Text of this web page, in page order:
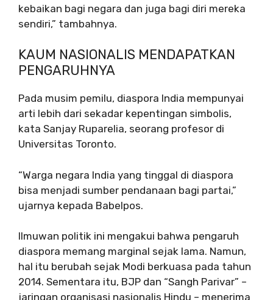
kebaikan bagi negara dan juga bagi diri mereka
sendiri,” tambahnya.
KAUM NASIONALIS MENDAPATKAN
PENGARUHNYA
Pada musim pemilu, diaspora India mempunyai
arti lebih dari sekadar kepentingan simbolis,
kata Sanjay Ruparelia, seorang profesor di
Universitas Toronto.
“Warga negara India yang tinggal di diaspora
bisa menjadi sumber pendanaan bagi partai,”
ujarnya kepada Babelpos.
Ilmuwan politik ini mengakui bahwa pengaruh
diaspora memang marginal sejak lama. Namun,
hal itu berubah sejak Modi berkuasa pada tahun
2014. Sementara itu, BJP dan “Sangh Parivar” –
jaringan organisasi nasionalis Hindu – menerima